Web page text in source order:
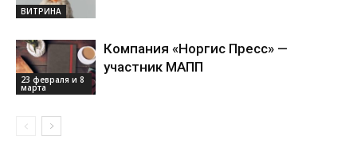
ВИТРИНА
23 февраля и 8
марта
Компания «Норгис Пресс» —
участник МАПП